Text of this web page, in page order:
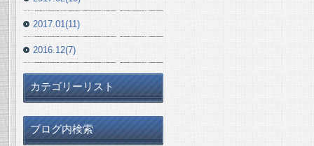
2017.01(11)
2016.12(7)
カテゴリーリスト
ブログ内検索